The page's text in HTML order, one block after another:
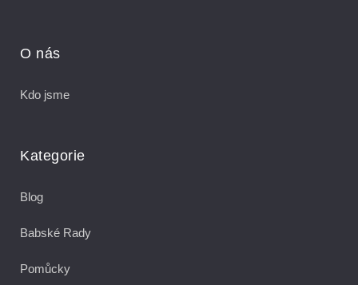
O nás
Kdo jsme
Kategorie
Blog
Babské Rady
Pomůcky